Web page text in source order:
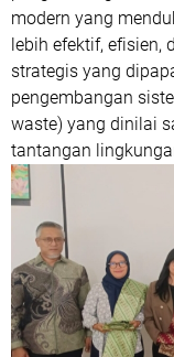
modern yang
lebih efektif, efisien,
strategis yang
pengembangan
waste) yang dinilai
tantangan